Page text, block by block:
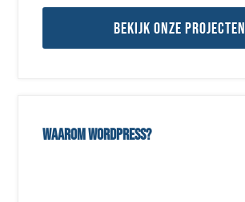
Bekijk onze projecten
Waarom WordPress?